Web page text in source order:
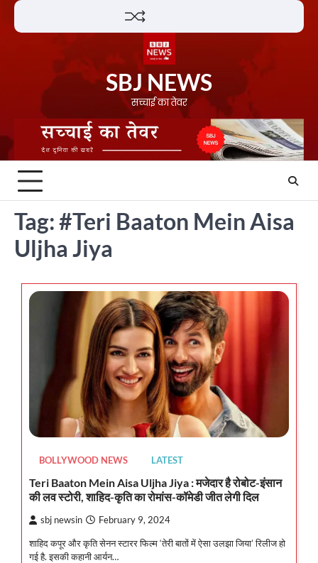
Skip
SBJ NEWS
सच्चाई का तेवर
Tag:#Teri Baaton Mein Aisa
Uljha Jiya
BOLLYWOOD NEWS LATEST
Teri Baaton Mein Aisa Uljha Jiya : मजेदार है रोबोट-इंसान
की लव स्टोरी, शाहिद-कृति का रोमांस-कॉमेडी जीत लेगी दिल
sbj newsin February 9, 2024
शाहिद कपूर और कृति सेनन स्टारर फिल्म ‘तेरी बातों में ऐसा उलझा जिया’ रिलीज हो
गई है. इसकी कहानी आर्यन…